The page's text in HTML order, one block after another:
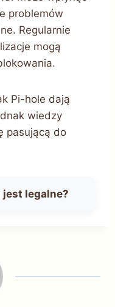
problemów
Regularnie
mogą
Pi-hole dają
wiedzy
pasującą do
jest legalne?